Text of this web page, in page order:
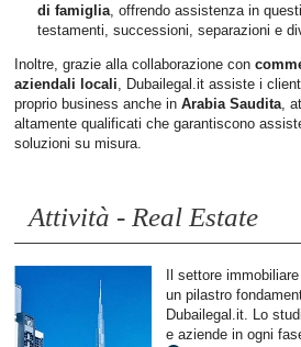
di famiglia , offrendo assistenza in
testamenti, successioni, separazioni e
Inoltre, grazie alla collaborazione con
aziendali locali , Dubailegal.it assiste i
proprio business anche inArabia Saudita ,
altamente qualificati che garantiscono
soluzioni su misura.
Attività - Real Estate
Il settore
un pilastro
Dubailegal.it. Lo
e aziende in ogni